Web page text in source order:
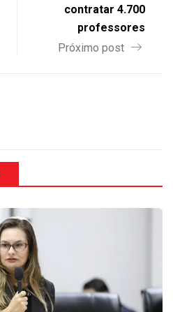
contratar 4.700
professores
Próximo post